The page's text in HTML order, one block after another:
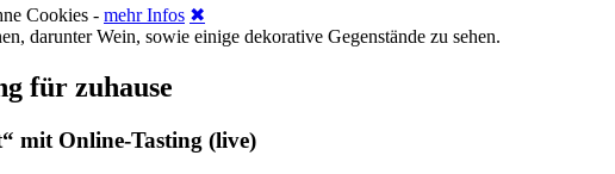
Cookies - mehr Infos ✖
für zuhause
mit Online-Tasting (live)